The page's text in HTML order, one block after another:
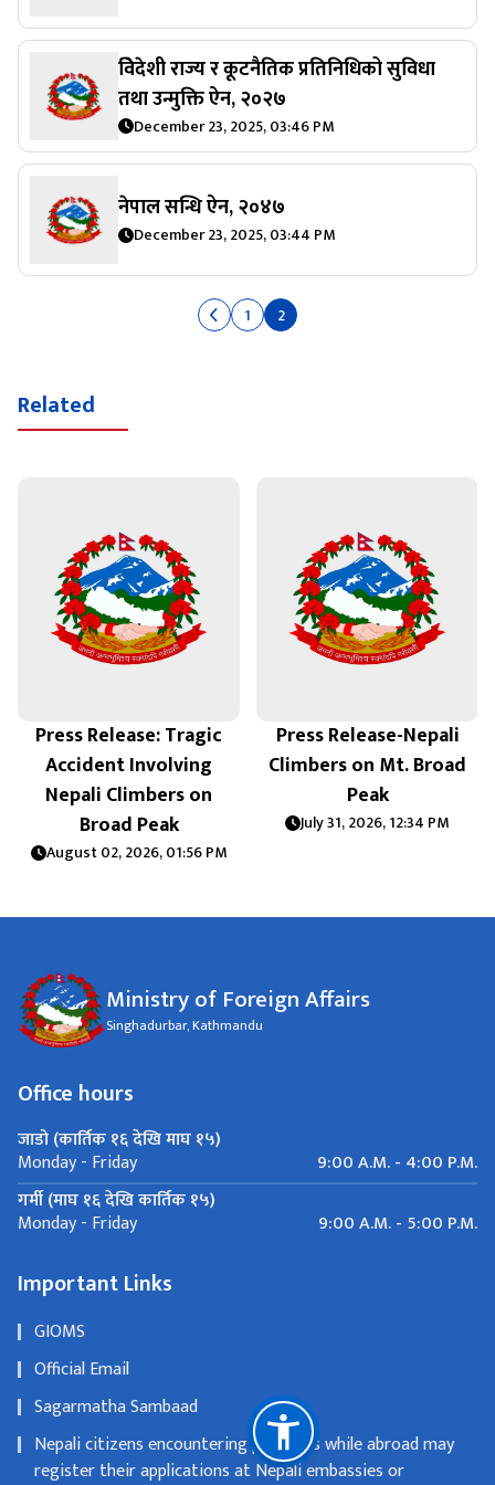
वेिदेशी राज्य र कूटनैतिक प्रतिनिधिको सुविधा
तथा उन्मुक्ति ऐन, २०२७
December 23, 2025, 03:46 PM
नेपाल सन्धि ऐन, २०४७
December 23, 2025, 03:44 PM
1 2
Related
Press Release: Tragic
Accident Involving
Nepali Climbers on
Broad Peak
August 02, 2026, 01:56 PM
Press Release-Nepali
Climbers on Mt. Broad
Peak
July 31, 2026, 12:34 PM
Ministry of Foreign Affairs
Singhadurbar, Kathmandu
Office hours
जाडो (कार्तिक १६ देखि माघ १५)
Monday - Friday
9:00 A.M. - 4:00 P.M.
गर्मी (माघ १६ देखि कार्तिक १५)
Monday - Friday 9:00 A.M. - 5:00 P.M.
Important Links
GIOMS
Official Email
Sagarmatha Sambaad
Nepali citizens encountering problems while abroad may
register their applications at Nepali embassies or